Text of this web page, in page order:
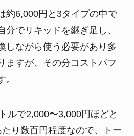
約6,000円と3タイプの中で
分でリキッドを継ぎ足し、
しながら使う必要があり多
ますが、その分コストパフ
ルで2,000〜3,000円ほどと
り数百円程度なので、トー